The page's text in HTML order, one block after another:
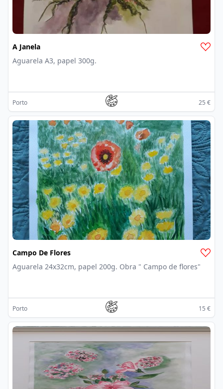
A Janela
Aguarela A3, papel 300g.
Porto 25 €
Campo De Flores
Aguarela 24x32cm, papel 200g. Obra " Campo de flores"
Porto 15 €